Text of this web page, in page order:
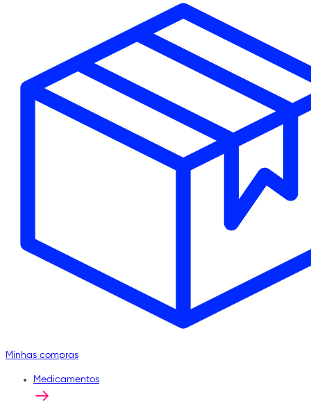
Minhas compras
Medicamentos